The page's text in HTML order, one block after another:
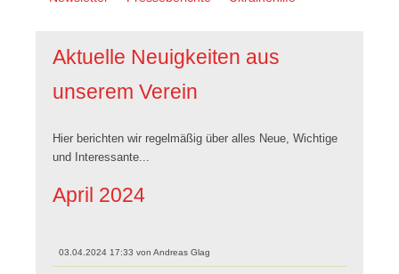
Aktuelle Neuigkeiten aus
unserem Verein
Hier berichten wir regelmäßig über alles Neue, Wichtige
und Interessante...
April 2024
03.04.2024 17:33 vonAndreas Glag